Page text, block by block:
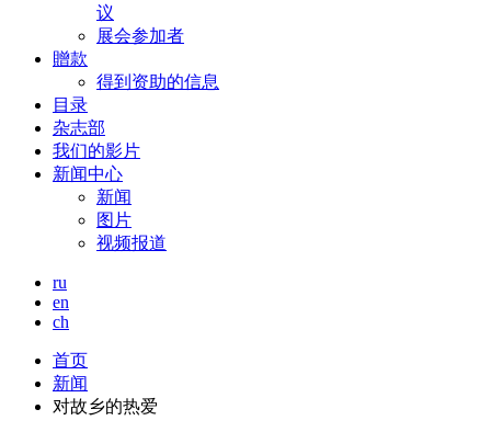
议
展会参加者
贈款
得到资助的信息
目录
杂志部
我们的影片
新闻中心
新闻
图片
视频报道
ru
en
ch
首页
新闻
对故乡的热爱